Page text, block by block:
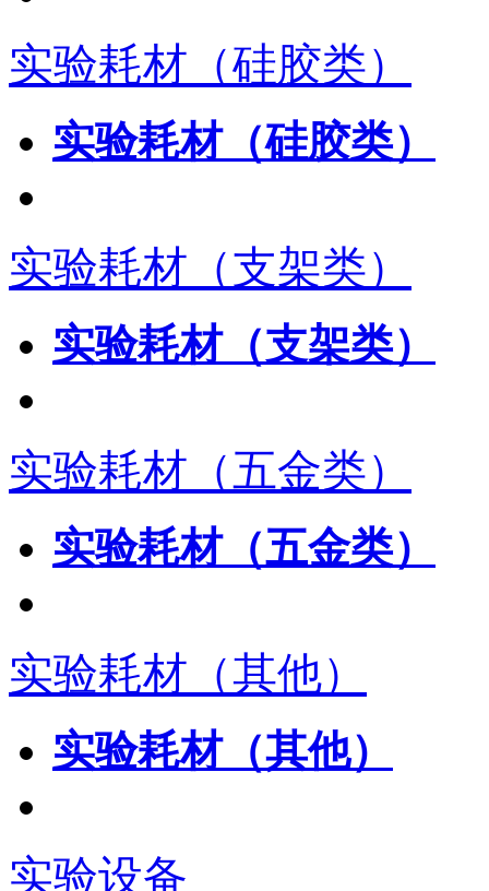
实验耗材（硅胶类）
实验耗材（硅胶类）
实验耗材（支架类）
实验耗材（支架类）
实验耗材（五金类）
实验耗材（五金类）
实验耗材（其他）
实验耗材（其他）
实验设备